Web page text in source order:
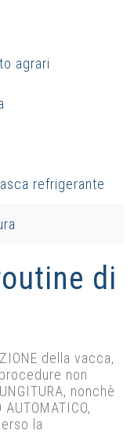
agrari
refrigerante
di
della vacca,
non
nonchè
la